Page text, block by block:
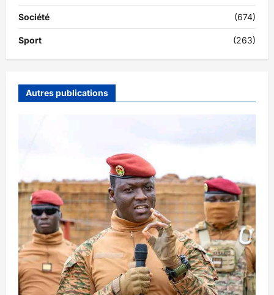
Société (674)
Sport (263)
Autres publications